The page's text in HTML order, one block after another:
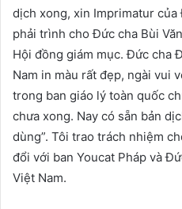
dịch xong, xin Imprimatur của
phải trình cho Đức cha Bùi
Hội đồng giám mục. Đức cha
Nam in màu rất đẹp, ngài vui
trong ban giáo lý toàn quốc
chưa xong. Nay có sẵn bản
dùng”. Tôi trao trách nhiệm
đổi với ban Youcat Pháp và
Việt Nam.